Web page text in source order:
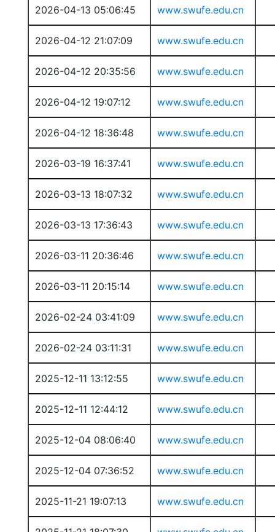
2026-04-13 05:06:45 www.swufe.edu.cn
2026-04-12 21:07:09 www.swufe.edu.cn
2026-04-12 20:35:56 www.swufe.edu.cn
2026-04-12 19:07:12 www.swufe.edu.cn
2026-04-12 18:36:48 www.swufe.edu.cn
2026-03-19 16:37:41 www.swufe.edu.cn
2026-03-13 18:07:32 www.swufe.edu.cn
2026-03-13 17:36:43 www.swufe.edu.cn
2026-03-11 20:36:46 www.swufe.edu.cn
2026-03-11 20:15:14 www.swufe.edu.cn
2026-02-24 03:41:09 www.swufe.edu.cn
2026-02-24 03:11:31 www.swufe.edu.cn
2025-12-11 13:12:55 www.swufe.edu.cn
2025-12-11 12:44:12 www.swufe.edu.cn
2025-12-04 08:06:40 www.swufe.edu.cn
2025-12-04 07:36:52 www.swufe.edu.cn
2025-11-21 19:07:13 www.swufe.edu.cn